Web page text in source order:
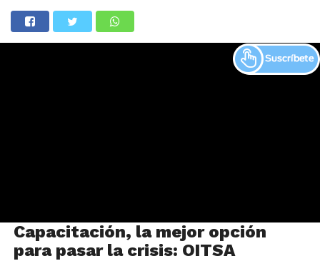
Capacitación, la mejor opción
para pasar la crisis: OITSA